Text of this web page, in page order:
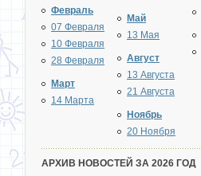
Февраль
07 Февраля
10 Февраля
28 Февраля
Март
14 Марта
Май
13 Мая
Август
13 Августа
21 Августа
Ноябрь
20 Ноября
АРХИВ НОВОСТЕЙ ЗА 2026 ГОД